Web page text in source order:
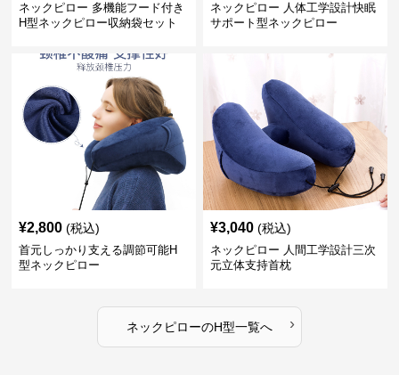
ネックピロー 多機能フード付き
H型ネックピロー収納袋セット
ネックピロー 人体工学設計快眠
サポート型ネックピロー
¥2,800 (税込)
首元しっかり支える調節可能H
型ネックピロー
¥3,040 (税込)
ネックピロー 人間工学設計三次
元立体支持首枕
ネックピローのH型一覧へ ›